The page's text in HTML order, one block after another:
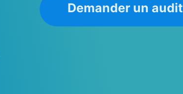
Demander un audit